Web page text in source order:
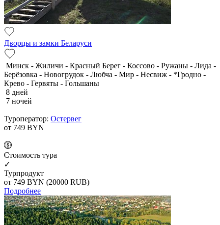
Дворцы и замки Беларуси
Минск - Жиличи - Красный Берег - Коссово - Ружаны - Лида -
Берёзовка - Новогрудок - Любча - Мир - Несвиж - *Гродно -
Крево - Гервяты - Гольшаны
8 дней
7 ночей
Туроператор: Остервег
от 749 BYN
Cтоимость тура
✓
Турпродукт
от 749 BYN (20000 RUB)
Подробнее